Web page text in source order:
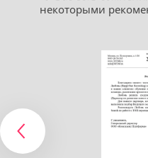
некоторыми